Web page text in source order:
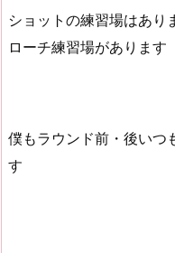
ショットの練習場はあり
ローチ練習場があります
僕もラウンド前・後いつ
す